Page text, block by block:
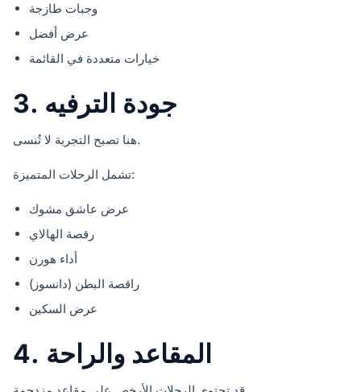
وجبات طازجة
عرض أفضل
خيارات متعددة في القائمة
3. جودة الترفيه
هنا تصبح التجربة لا تُنسى.
تشمل الرحلات المتميزة:
عرض عاشق مشوك
رقصة الهالاي
أداء هورن
راقصة البطن (دانسوز)
عرض السكين
4. المقاعد والراحة